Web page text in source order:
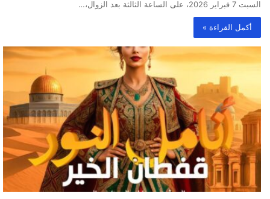
السبت 7 فبراير 2026، على الساعة الثالثة بعد الزوال،…
أكمل القراءة »